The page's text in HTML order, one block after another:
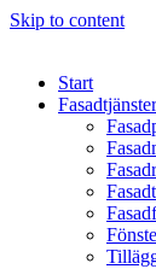
Skip to content
Start
Fasadtjänster